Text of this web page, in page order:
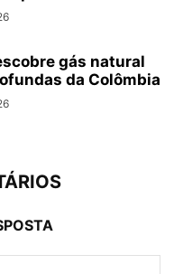
gás natural
da Colômbia